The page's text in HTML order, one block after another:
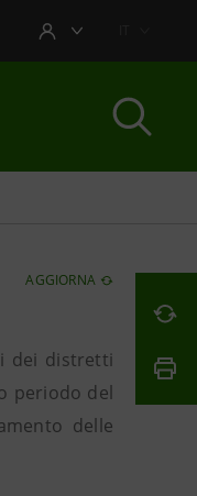
AREA UTENTE
AGGIORNA
dei distretti
periodo del
delle